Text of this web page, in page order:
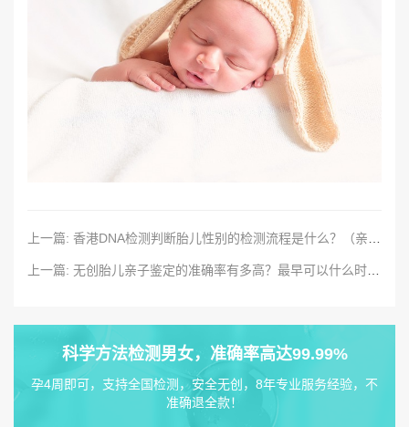
科学方法检测男女，准确率高达99.99%
孕4周即可，支持全国检测，安全无创，8年专业服务经验，不
准确退全款！